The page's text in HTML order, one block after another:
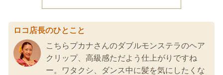
ロコ店長のひとこと
こちらプカナさんのダブルモンステラのヘア
クリップ、高級感ただよう仕上がりですね
ー。ワタクシ、ダンス中に髪を気にしたくな